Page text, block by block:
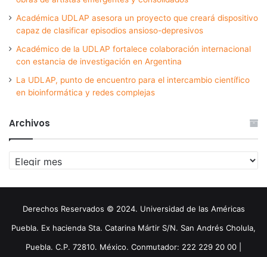
Académica UDLAP asesora un proyecto que creará dispositivo
capaz de clasificar episodios ansioso-depresivos
Académico de la UDLAP fortalece colaboración internacional
con estancia de investigación en Argentina
La UDLAP, punto de encuentro para el intercambio científico
en bioinformática y redes complejas
Archivos
Archivos
Derechos Reservados © 2024. Universidad de las Américas
Puebla. Ex hacienda Sta. Catarina Mártir S/N. San Andrés Cholula,
Puebla. C.P. 72810. México. Conmutador: 222 229 20 00 |